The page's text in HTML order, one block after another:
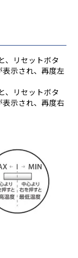
、リセットボタ
示され、再度左
、リセットボタ
示され、再度右